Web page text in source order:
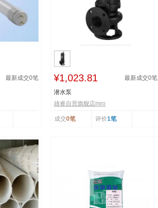
最新成交0笔 ¥1,023.81 最新成交0笔
潜水泵
雄睿自营旗舰店mro
成交0笔 评价1笔